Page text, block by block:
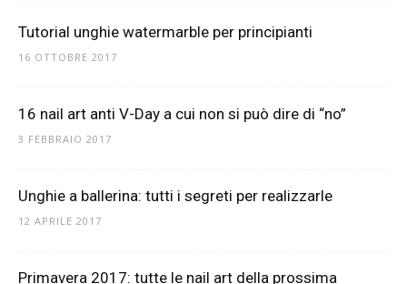
Tutorial unghie watermarble per principianti
16 OTTOBRE 2017
16 nail art anti V-Day a cui non si può dire di “no”
3 FEBBRAIO 2017
Unghie a ballerina: tutti i segreti per realizzarle
12 APRILE 2017
Primavera 2017: tutte le nail art della prossima